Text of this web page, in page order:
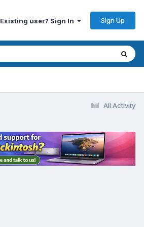
Existing user? Sign In Sign Up
All Activity